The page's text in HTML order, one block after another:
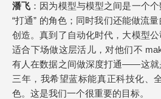
潘飞 ：因为模型与模型之间是一个
“打通” 的角色；同时我们还能做流
创造。真到了自动化时代，大模型
适合下场做这层活儿，对他们不
有人在数据之间做深度打通——这就
三年，我希望蓝标能真正科技化、
色。这是我们一个很重要的目标。